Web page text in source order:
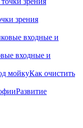
зрения
входные и
Как очистить
Развитие